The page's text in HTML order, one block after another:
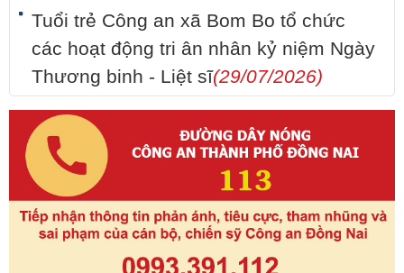
Tuổi trẻ Công an xã Bom Bo tổ chức
các hoạt động tri ân nhân kỷ niệm Ngày
Thương binh - Liệt sĩ(29/07/2026)